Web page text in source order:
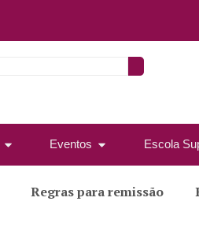
Eventos Escola
Regras para remissão